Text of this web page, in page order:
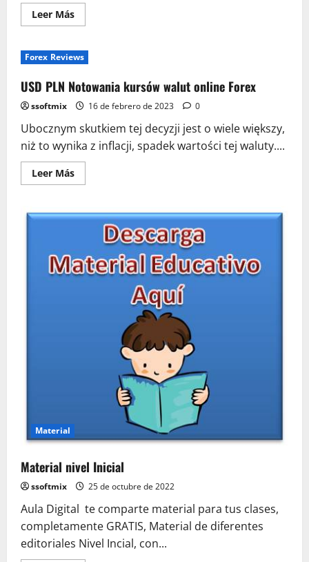
Leer MásLeer
más
Explicit
vs
Whats
The
Difference?
Forex Reviews
USD PLN Notowania kursów walut online Forex
ssoftmix 16 de febrero de 2023 0
Ubocznym skutkiem tej decyzji jest o wiele większy,
niż to wynika z inflacji, spadek wartości tej waluty....
Leer MásLeer
más
USD
PLN
Notowania
kursów
walut
online
Forex
Material
Material nivel Inicial
ssoftmix 25 de octubre de 2022
Aula Digital te comparte material para tus clases,
completamente GRATIS, Material de diferentes
editoriales Nivel Incial, con...